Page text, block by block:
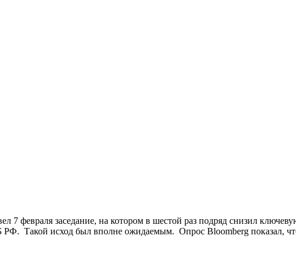
7 февраля заседание, на котором в шестой раз подряд снизил
Такой исход был вполне ожидаемым. Опрос Bloomberg показал,